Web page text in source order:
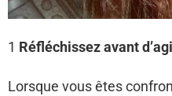
1 Réfléchissez avant
Lorsque vous êtes